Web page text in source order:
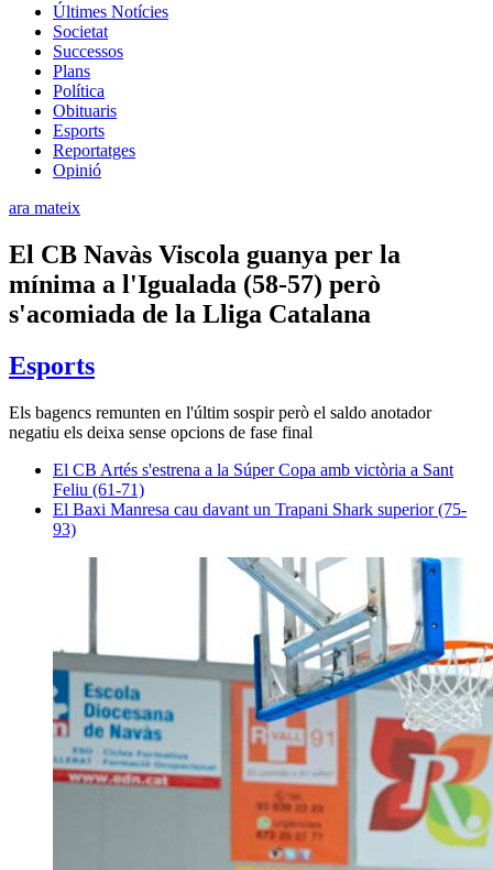
Últimes Notícies
Societat
Successos
Plans
Política
Obituaris
Esports
Reportatges
Opinió
ara mateix
El CB Navàs Viscola guanya per la
mínima a l'Igualada (58-57) però
s'acomiada de la Lliga Catalana
Esports
Els bagencs remunten en l'últim sospir però el saldo anotador
negatiu els deixa sense opcions de fase final
El CB Artés s'estrena a la Súper Copa amb victòria a Sant
Feliu (61-71)
El Baxi Manresa cau davant un Trapani Shark superior (75-
93)